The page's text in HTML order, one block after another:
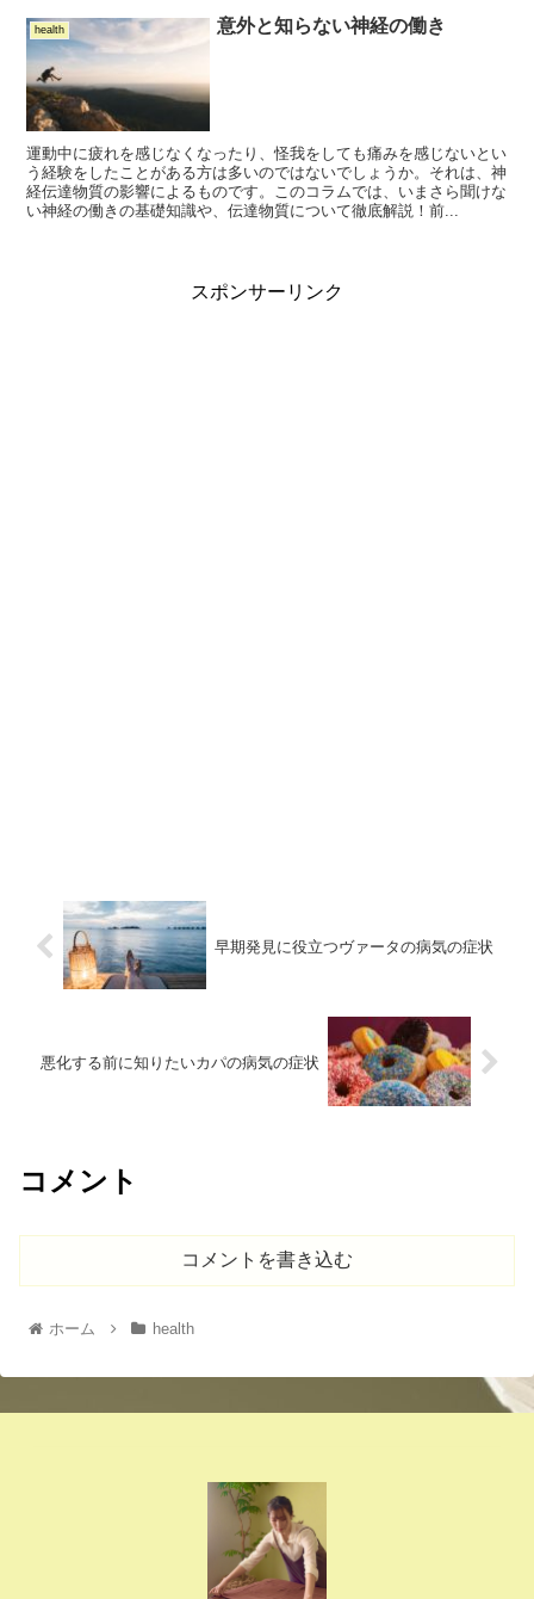
health 意外と知らない神経の働き
運動中に疲れを感じなくなったり、怪我をしても痛みを感じないとい
う経験をしたことがある方は多いのではないでしょうか。それは、神
経伝達物質の影響によるものです。このコラムでは、いまさら聞けな
い神経の働きの基礎知識や、伝達物質について徹底解説！前...
スポンサーリンク
早期発見に役立つヴァータの病気の症状
悪化する前に知りたいカパの病気の症状
コメント
コメントを書き込む
ホーム health